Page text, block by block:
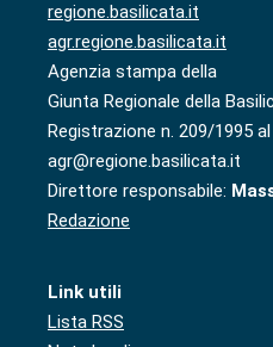
regione.basilicata.it
agr.regione.basilicata.it
Agenzia stampa della
Giunta Regionale della
Registrazione n. 209/1995
agr@regione.basilicata.it
Direttore responsabile:
Redazione
Link utili
Lista RSS